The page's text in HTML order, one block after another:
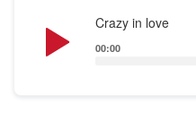
Crazy in love
Player
00:00